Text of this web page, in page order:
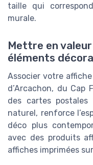
taille qui
murale.
Mettre en valeur
éléments
Associer votre
d’Arcachon, du Cap
des cartes
naturel, renforce
déco plus
avec des produits
affiches imprimées